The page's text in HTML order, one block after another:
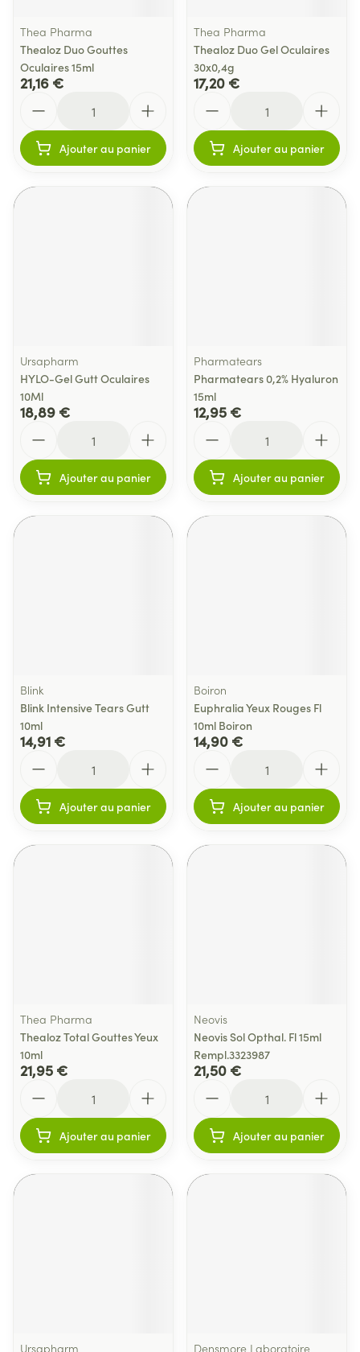
Thea Pharma
Thealoz Duo Gouttes
Oculaires 15ml
21,16 €
Ajouter au panier
Thea Pharma
Thealoz Duo Gel Oculaires
30x0,4g
17,20 €
Ajouter au panier
Ursapharm
HYLO-Gel Gutt Oculaires
10Ml
18,89 €
Ajouter au panier
Pharmatears
Pharmatears 0,2% Hyaluron
15ml
12,95 €
Ajouter au panier
Blink
Blink Intensive Tears Gutt
10ml
14,91 €
Ajouter au panier
Boiron
Euphralia Yeux Rouges Fl
10ml Boiron
14,90 €
Ajouter au panier
Thea Pharma
Thealoz Total Gouttes Yeux
10ml
21,95 €
Ajouter au panier
Neovis
Neovis Sol Opthal. Fl 15ml
Rempl.3323987
21,50 €
Ajouter au panier
Ursapharm Densmore Laboratoire